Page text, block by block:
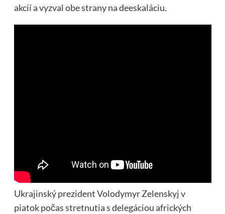
akcií a vyzval obe strany na deeskaláciu.
Ukrajinský prezident Volodymyr Zelenskyj v
piatok počas stretnutia s delegáciou afrických